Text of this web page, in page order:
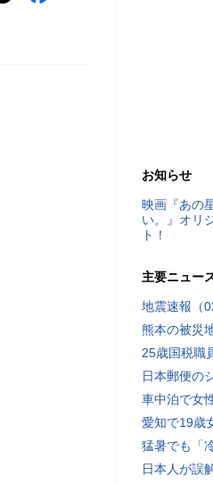
お知らせ
映画『あの
い。』オリ
ト！
主要ニュー
地震速報（
熊本の被災
25歳国税職
日本郵便の
車中泊で女
愛知で19歳
猛暑でも「
日本人が誤